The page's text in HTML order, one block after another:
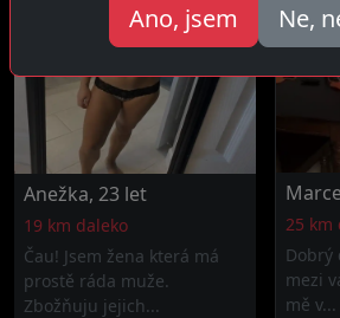
Anežka, 23 let
19 km daleko
Čau! Jsem žena která má
prostě ráda muže.
Zbožňuju jejich...
25 km
Dobrý
mezi
mě v...
Ano, jsem Ne,